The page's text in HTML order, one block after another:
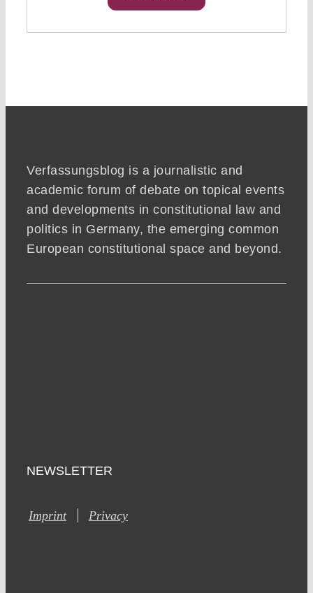
Verfassungsblog is a journalistic and
academic forum of debate on topical events
and developments in constitutional law and
politics in Germany, the emerging common
European constitutional space and beyond.
NEWSLETTER
Imprint Privacy